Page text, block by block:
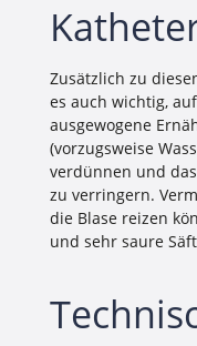
Zusätzlich zu
es auch wichtig,
ausgewogene
(vorzugsweise
verdünnen und
zu verringern.
die Blase reizen
und sehr saure